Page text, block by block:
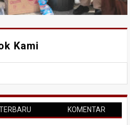
Kami
KOMENTAR